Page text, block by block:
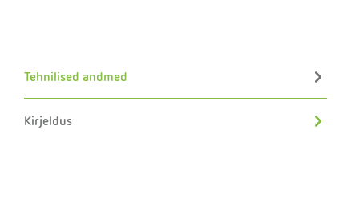
Tehnilised andmed
Kirjeldus